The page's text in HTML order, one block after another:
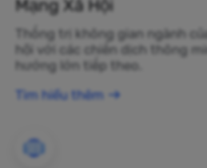
Mạng Xã Hội
Thống trị không gian ngành
hội với các chiến dịch thông
hướng lớn tiếp theo.
Tìm hiểu thêm